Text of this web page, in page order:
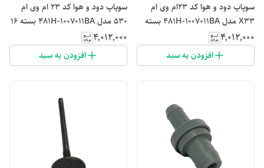
سوپاپ دود و هوا کد ۲۳ام وی ام
X33 مدل 481H-1007011BA بسته
16 عددی
۴٬۰۱۲٬۰۰۰
افزودن به سبد
سوپاپ دود و هوا کد ۲۳ ام وی ام
530 مدل 481H-1007011BA بسته 16
عددی
۴٬۰۱۲٬۰۰۰
افزودن به سبد